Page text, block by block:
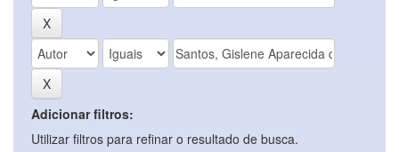
Adicionar filtros:
Utilizar filtros para refinar o resultado de busca.